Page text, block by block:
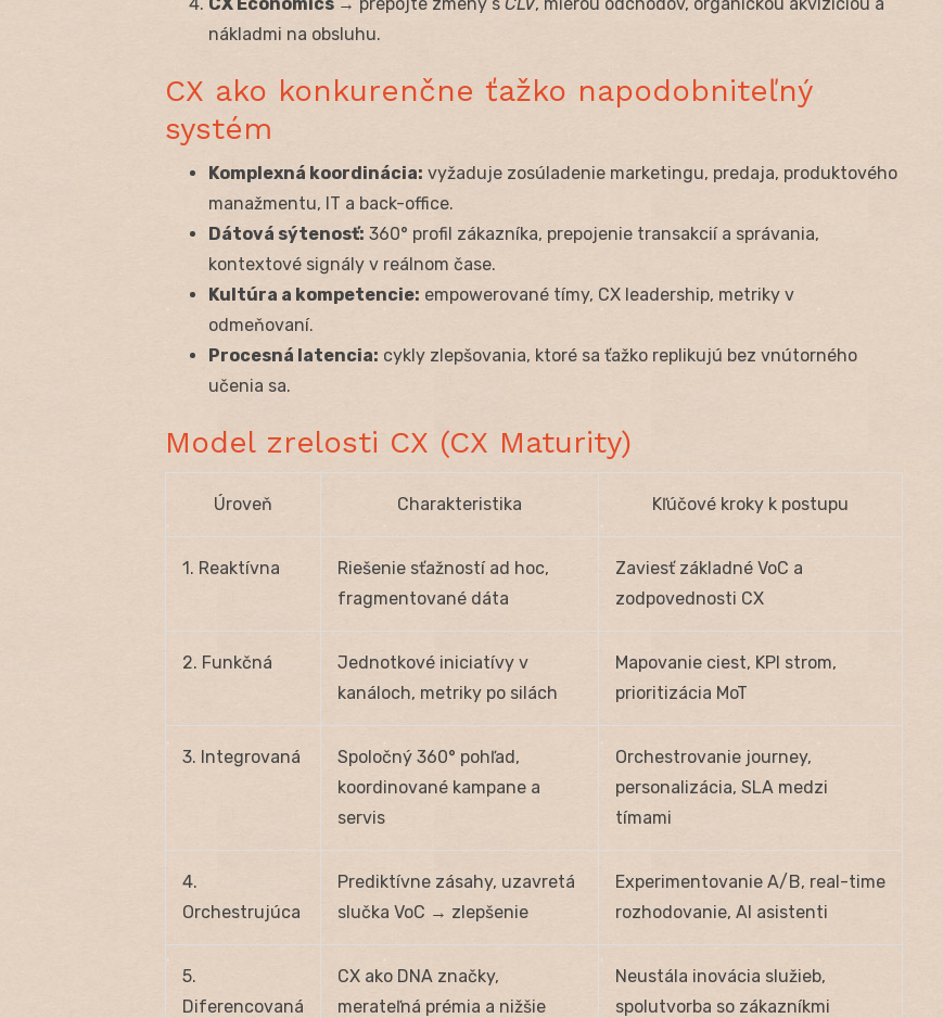
nákladmi na obsluhu.
CX ako konkurenčne ťažko napodobniteľný
systém
Komplexná koordinácia: vyžaduje zosúladenie marketingu, predaja, produktového
manažmentu, IT a back-office.
Dátová sýtenosť: 360° profil zákazníka, prepojenie transakcií a správania,
kontextové signály v reálnom čase.
Kultúra a kompetencie: empowerované tímy, CX leadership, metriky v
odmeňovaní.
Procesná latencia: cykly zlepšovania, ktoré sa ťažko replikujú bez vnútorného
učenia sa.
Model zrelosti CX (CX Maturity)
Úroveň Charakteristika Kľúčové kroky k postupu
1. Reaktívna
Riešenie sťažností ad hoc,
fragmentované dáta
Zaviesť základné VoC a
zodpovednosti CX
2. Funkčná
Jednotkové iniciatívy v
kanáloch, metriky po silách
Mapovanie ciest, KPI strom,
prioritizácia MoT
3. Integrovaná
Spoločný 360° pohľad,
koordinované kampane a
servis
Orchestrovanie journey,
personalizácia, SLA medzi
tímami
4.
Orchestrujúca
Prediktívne zásahy, uzavretá
slučka VoC → zlepšenie
Experimentovanie A/B, real-time
rozhodovanie, AI asistenti
5.
Diferencovaná
CX ako DNA značky,
merateľná prémia a nižšie
Neustála inovácia služieb,
spolutvorba so zákazníkmi